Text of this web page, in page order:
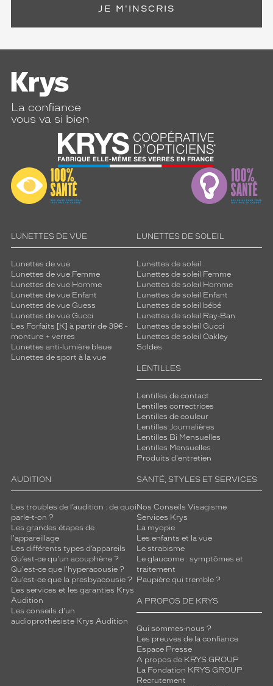
JE M'INSCRIS
La confiance
vous va si bien
LUNETTES DE VUE
Lunettes de vue
Lunettes de vue Femme
Lunettes de vue Homme
Lunettes de vue Enfant
Lunettes de vue Guess
Lunettes de vue Gucci
Les Forfaits [K] à partir de 39€ -
monture + verres
Lunettes anti-lumière bleue
Lunettes de sport à la vue
LUNETTES DE SOLEIL
Lunettes de soleil
Lunettes de soleil Femme
Lunettes de soleil Homme
Lunettes de soleil Enfant
Lunettes de soleil bébé
Lunettes de soleil Ray-Ban
Lunettes de soleil Gucci
Lunettes de soleil Oakley
Soldes
LENTILLES
Lentilles de contact
Lentilles correctrices
Lentilles de couleur
Lentilles Journalières
Lentilles Bi Mensuelles
Lentilles Mensuelles
Produits d'entretien
AUDITION
Les troubles de l’audition : de quoi
parle-t-on ?
Les grandes étapes de
l'appareillage
Les différents types d’appareils
Qu’est-ce qu'un acouphène ?
Qu'est-ce que l'hyperacousie ?
Qu’est-ce que la presbyacousie ?
Les services et les garanties Krys
Audition
Les conseils d'un
audioprothésiste Krys Audition
SANTÉ, STYLES ET SERVICES
Nos Conseils Visagisme
Services Krys
La myopie
Les enfants et la vue
Le strabisme
Le glaucome : symptômes et
traitement
Paupière qui tremble ?
A PROPOS DE KRYS
Qui sommes-nous ?
Les preuves de la confiance
Espace Presse
A propos de KRYS GROUP
La Fondation KRYS GROUP
Recrutement